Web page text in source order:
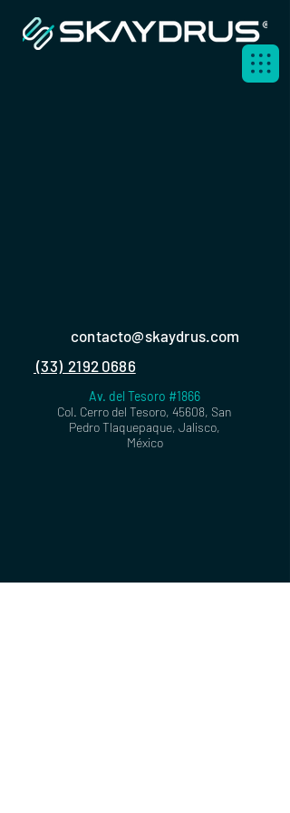
contacto@skaydrus.com
(33) 2192 0686
Av. del Tesoro #1866
Col. Cerro del Tesoro, 45608, San
Pedro Tlaquepaque, Jalisco​,
México